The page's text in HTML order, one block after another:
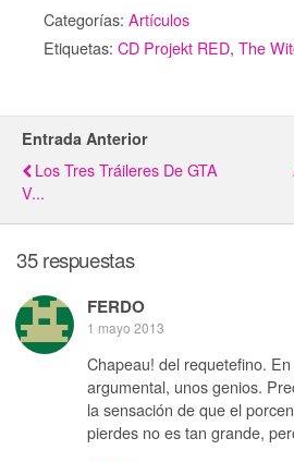
Categorías: Artículos
Etiquetas: CD Projekt RED, The
Entrada Anterior
Los Tres Tráileres De GTA
V...
35 respuestas
FERDO
1 mayo 2013
Chapeau! del requetefino.
argumental, unos genios.
la sensación de que el
pierdes no es tan grande,